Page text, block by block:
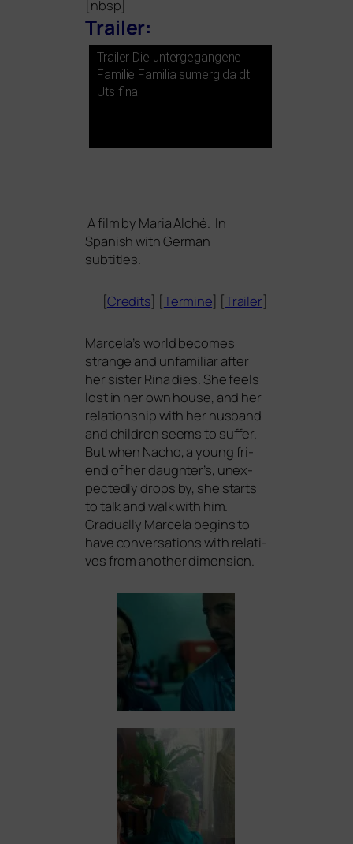
[nbsp]
Trailer:
Trailer Die unter­ge­gan­ge­ne
Familie Familia sum­er­gi­da dt
Uts final
A film by Maria Alché. In
Spanish with German
subtitles.
[Credits] [Termine] [Trailer]
Marcela’s world beco­mes
stran­ge and unfa­mi­li­ar after
her sis­ter Rina dies. She feels
lost in her own house, and her
rela­ti­onship with her hus­band
and child­ren seems to suf­fer.
But when Nacho, a young fri­
end of her daughter’s, unex­
pec­ted­ly drops by, she starts
to talk and walk with him.
Gradually Marcela beg­ins to
have con­ver­sa­ti­ons with rela­ti­
ves from ano­ther dimension.